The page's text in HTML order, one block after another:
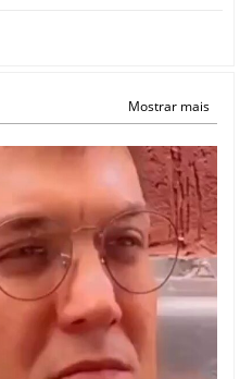
Mostrar mais